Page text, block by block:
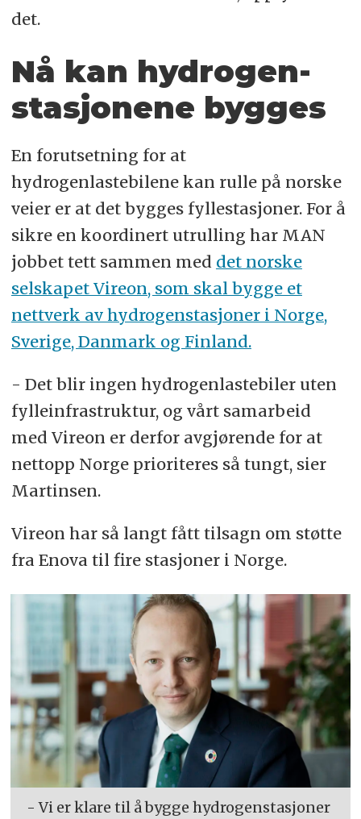
det.
Nå kan hydrogen-
stasjonene bygges
En forutsetning for at
hydrogenlastebilene kan rulle på norske
veier er at det bygges fyllestasjoner. For å
sikre en koordinert utrulling har MAN
jobbet tett sammen med det norske
selskapet Vireon, som skal bygge et
nettverk av hydrogenstasjoner i Norge,
Sverige, Danmark og Finland.
- Det blir ingen hydrogenlastebiler uten
fylleinfrastruktur, og vårt samarbeid
med Vireon er derfor avgjørende for at
nettopp Norge prioriteres så tungt, sier
Martinsen.
Vireon har så langt fått tilsagn om støtte
fra Enova til fire stasjoner i Norge.
- Vi er klare til å bygge hydrogenstasjoner